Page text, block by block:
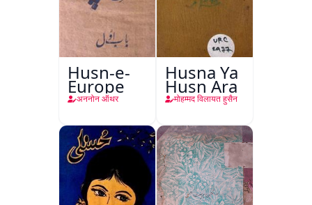
Husn-e-
Europe
अननोन ऑथर
Husna Ya
Husn Ara
मोहम्मद विलायत हुसैन